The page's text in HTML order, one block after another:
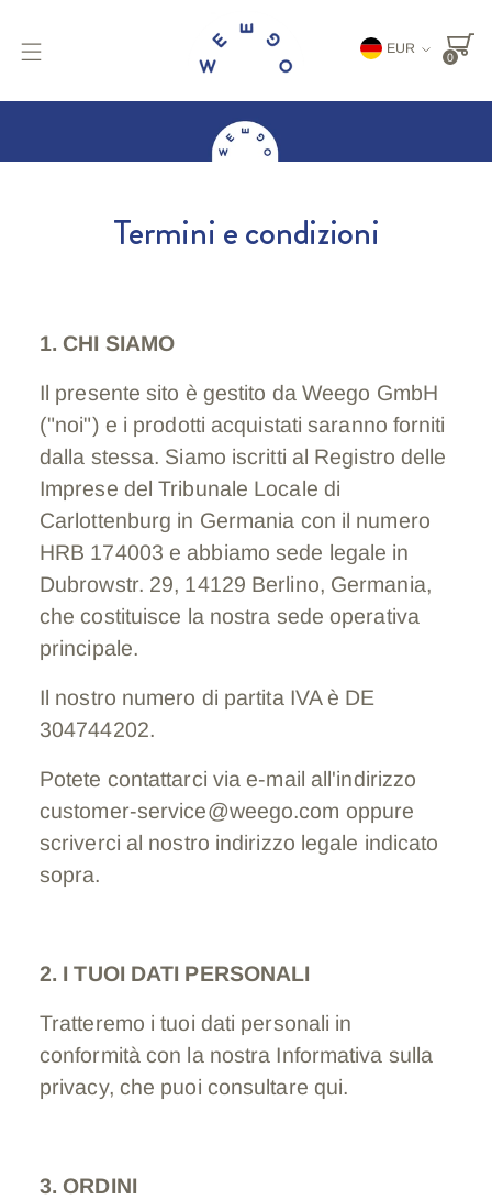
EUR
0
Termini e condizioni
1. CHI SIAMO
Il presente sito è gestito da Weego GmbH
("noi") e i prodotti acquistati saranno forniti
dalla stessa. Siamo iscritti al Registro delle
Imprese del Tribunale Locale di
Carlottenburg in Germania con il numero
HRB 174003 e abbiamo sede legale in
Dubrowstr. 29, 14129 Berlino, Germania,
che costituisce la nostra sede operativa
principale.
Il nostro numero di partita IVA è DE
304744202.
Potete contattarci via e-mail all'indirizzo
customer-service@weego.com oppure
scriverci al nostro indirizzo legale indicato
sopra.
2. I TUOI DATI PERSONALI
Tratteremo i tuoi dati personali in
conformità con la nostra Informativa sulla
privacy, che puoi consultare qui.
3. ORDINI